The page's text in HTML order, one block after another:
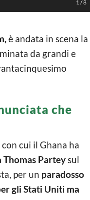
1/8
è andata in scena la
da grandi e
che
cui il Ghana ha
Thomas Parteysul
per un paradosso
gli Stati Uniti ma